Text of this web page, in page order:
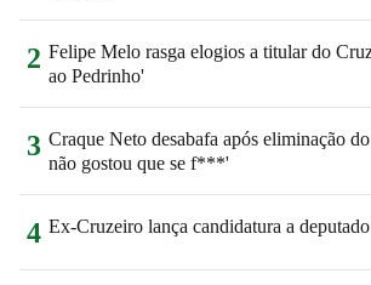
2 Felipe Melo rasga elogios a titular do
ao Pedrinho'
3 Craque Neto desabafa após eliminação
não gostou que se f***'
4 Ex-Cruzeiro lança candidatura a